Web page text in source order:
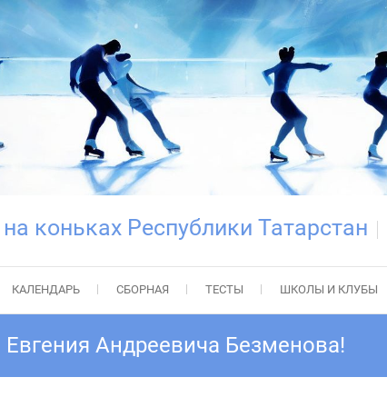
коньках Республики Татарстан
КАЛЕНДАРЬ СБОРНАЯ ТЕСТЫ ШКОЛЫ И КЛУБЫ
Андреевича Безменова!